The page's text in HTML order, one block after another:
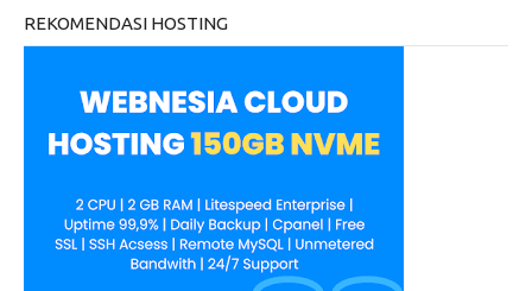
REKOMENDASI HOSTING